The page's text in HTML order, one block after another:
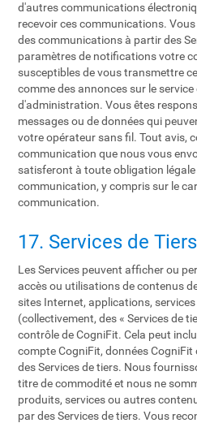
d'autres communications
recevoir ces communications.
des communications à partir des
paramètres de notifications votre
susceptibles de vous transmettre
comme des annonces sur le
d'administration. Vous êtes
messages ou de données qui
votre opérateur sans fil. Tout avis,
communication que nous vous
satisferont à toute obligation légale
communication, y compris sur le
communication.
17. Services de Tiers
Les Services peuvent afficher ou
accès ou utilisations de contenus
sites Internet, applications,
(collectivement, des « Services de
contrôle de CogniFit. Cela peut
compte CogniFit, données CogniFit
des Services de tiers. Nous
titre de commodité et nous ne
produits, services ou autres
par des Services de tiers. Vous